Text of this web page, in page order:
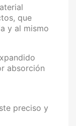
que
y al mismo
absorción
preciso y